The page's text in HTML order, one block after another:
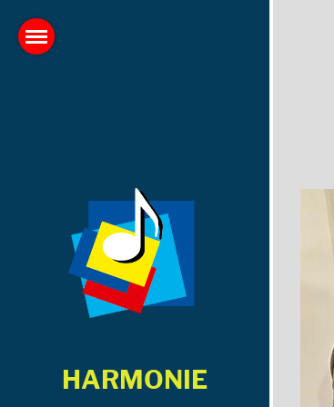
HARMONIE